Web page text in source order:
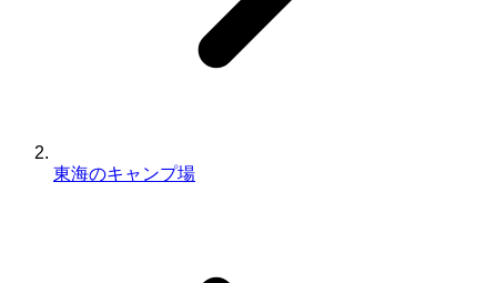
東海のキャンプ場